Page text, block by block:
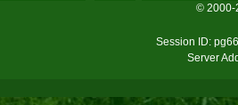
© 2000-
Session ID:
Server